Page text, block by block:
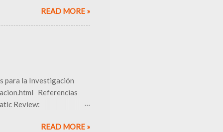
internacional
Network ¿Qué
recomendada Ensayos
I Estudios
ROBIS Metaanálisis
READ MORE »
para la Investigación
Referencias
Review:
READ MORE »